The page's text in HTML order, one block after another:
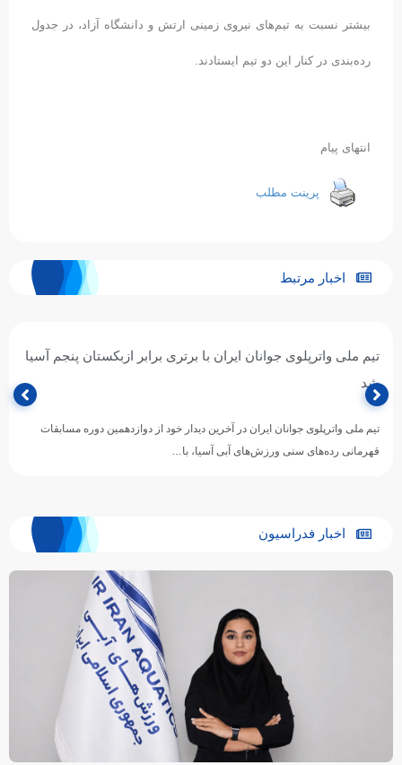
بیشتر نسبت به تیم‌های نیروی زمینی ارتش و دانشگاه آزاد، در جدول
رده‌بندی در کنار این دو تیم ایستادند.
انتهای پیام
پرینت مطلب
اخبار مرتبط
تیم ملی واترپلوی جوانان ایران با برتری برابر ازبکستان پنجم آسیا
شد
تیم ملی واترپلوی جوانان ایران در آخرین دیدار خود از دوازدهمین دوره مسابقات
قهرمانی رده‌های سنی ورزش‌های آبی آسیا، با…
اخبار فدراسیون